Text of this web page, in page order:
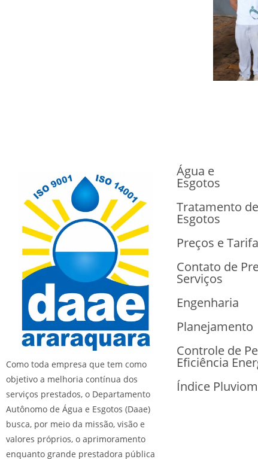
Como toda empresa que tem como
objetivo a melhoria contínua dos
serviços prestados, o Departamento
Autônomo de Água e Esgotos (Daae)
busca, por meio da missão, visão e
valores próprios, o aprimoramento
enquanto grande prestadora pública
Água e
Esgotos
Tratamento
Esgotos
Preços e
Contato de
Serviços
Engenharia
Planejamento
Controle de
Eficiência
Índice